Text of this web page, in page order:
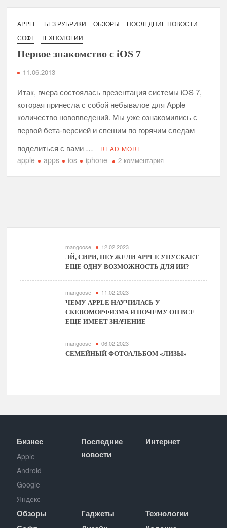
которые
получили,
пожалуй,
iOS
APPLE БЕЗ РУБРИКИ ОБЗОРЫ
ПОСЛЕДНИЕ НОВОСТИ
СОФТ
ТЕХНОЛОГИИ
Первое знакомство с iOS 7
11.06.2013
Итак, вчера состоялась презентация системы iOS 7,
которая принесла с собой небывалое для Apple
количество нововведений. Мы уже ознакомились с
первой бета-версией и спешим по горячим следам
поделиться с вами …
READ MORE
apple apps ios iphone 2 комментария
7
mangoose 12.02.2023
ЭЙ, СИРИ, НЕУЖЕЛИ APPLE УПУСКАЕТ
ЕЩЕ ОДНУ ВОЗМОЖНОСТЬ ДЛЯ ИИ?
mangoose 11.02.2023
ЧЕМУ APPLE НАУЧИЛАСЬ У
СКЕВОМОРФИЗМА И ПОЧЕМУ ОН ВСЕ
ЕЩЕ ИМЕЕТ ЗНАЧЕНИЕ
mangoose 06.02.2023
СЕМЕЙНЫЙ ФОТОАЛЬБОМ «ЛИЗЫ»
Бизнес
Apple
Android
Google
Яндекс
Последние
новости
Интернет
Обзоры Гаджеты
Технологии